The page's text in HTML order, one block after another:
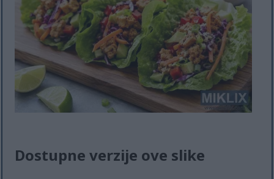
Dostupne verzije ove slike